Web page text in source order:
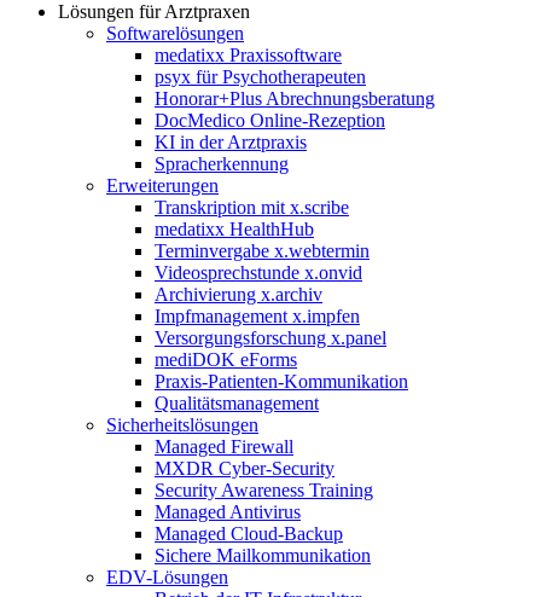
Lösungen für Arztpraxen
Softwarelösungen
medatixx Praxissoftware
psyx für Psychotherapeuten
Honorar+Plus Abrechnungsberatung
DocMedico Online-Rezeption
KI in der Arztpraxis
Spracherkennung
Erweiterungen
Transkription mit x.scribe
medatixx HealthHub
Terminvergabe x.webtermin
Videosprechstunde x.onvid
Archivierung x.archiv
Impfmanagement x.impfen
Versorgungsforschung x.panel
mediDOK eForms
Praxis-Patienten-Kommunikation
Qualitätsmanagement
Sicherheitslösungen
Managed Firewall
MXDR Cyber-Security
Security Awareness Training
Managed Antivirus
Managed Cloud-Backup
Sichere Mailkommunikation
EDV-Lösungen